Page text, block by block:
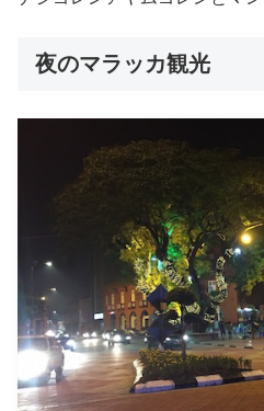
夜のマラッカ観光